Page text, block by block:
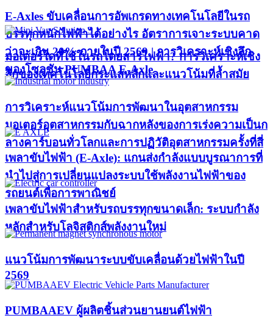
E-Axles ขับเคลื่อนการอัพเกรดทางเทคโนโลยีในรถ
บรรทุกหนักไฟฟ้าได้อย่างไร อัตราการเจาะระบบคาด
ว่าจะเกิน 20% ภายในปี 2569 | การวิเคราะห์เชิงลึก
ของโซลูชัน PUMBAA E-Axle
มอเตอร์ใดที่ใช้ในรถโดยสารไฟฟ้า? การวิเคราะห์เชิง
ลึกของเทคโนโลยีกระแสหลักและแนวโน้มที่ล้ำสมัย
การวิเคราะห์แนวโน้มการพัฒนาในอุตสาหกรรม
มอเตอร์อุตสาหกรรมกับฉากหลังของการเร่งความเป็นก
ลางคาร์บอนทั่วโลกและการปฏิวัติอุตสาหกรรมครั้งที่สี่
เพลาขับไฟฟ้า (E-Axle): แกนส่งกำลังแบบบูรณาการที่
นำไปสู่การเปลี่ยนแปลงระบบใช้พลังงานไฟฟ้าของ
รถยนต์เพื่อการพาณิชย์
เพลาขับไฟฟ้าสำหรับรถบรรทุกขนาดเล็ก: ระบบกำลัง
หลักสำหรับโลจิสติกส์พลังงานใหม่
แนวโน้มการพัฒนาระบบขับเคลื่อนด้วยไฟฟ้าในปี
2569
PUMBAAEV ผู้ผลิตชิ้นส่วนยานยนต์ไฟฟ้า